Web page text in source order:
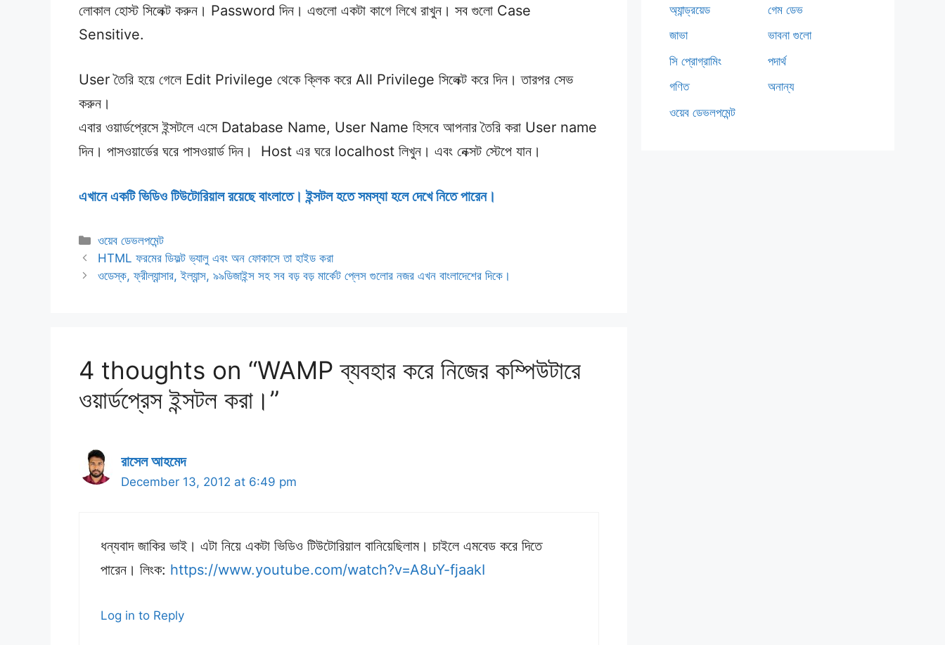
লোকাল হোস্ট সিলেক্ট করুন। Password দিন। এগুলো একটা কাগে লিখে রাখুন। সব গুলো Case
Sensitive.
User তৈরি হয়ে গেলে Edit Privilege থেকে ক্লিক করে All Privilege সিলেক্ট করে দিন। তারপর সেভ
করুন।
এবার ওয়ার্ডপ্রেসে ইন্সটলে এসে Database Name, User Name হিসবে আপনার তৈরি করা User name
দিন। পাসওয়ার্ডের ঘরে পাসওয়ার্ড দিন। Host এর ঘরে localhost লিখুন। এবং নেক্সট স্টেপে যান।
এখানে একটি ভিডিও টিউটোরিয়াল রয়েছে বাংলাতে। ইন্সটল হতে সমস্যা হলে দেখে নিতে পারেন।
Categories
ওয়েব ডেভলপমেন্ট
HTML ফরমের ডিফল্ট ভ্যালু এবং অন ফোকাসে তা হাইড করা
ওডেস্ক, ফ্রীল্যান্সার, ইল্যান্স, ৯৯ডিজাইন্স সহ সব বড় বড় মার্কেট প্লেস গুলোর নজর এখন বাংলাদেশের দিকে।
4 thoughts on “WAMP ব্যবহার করে নিজের কম্পিউটারে
ওয়ার্ডপ্রেস ইন্সটল করা।”
রাসেল আহমেদ
December 13, 2012 at 6:49 pm
ধন্যবাদ জাকির ভাই। এটা নিয়ে একটা ভিডিও টিউটোরিয়াল বানিয়েছিলাম। চাইলে এমবেড করে দিতে
পারেন। লিংক: https://www.youtube.com/watch?v=A8uY-fjaakI
Log in to Reply
অ্যান্ড্রয়েড
জাভা
সি প্রোগ্রামিং
গণিত
ওয়েব ডেভলপমেন্ট
গেম ডেভ
ভাবনা গুলো
পদার্থ
অনান্য